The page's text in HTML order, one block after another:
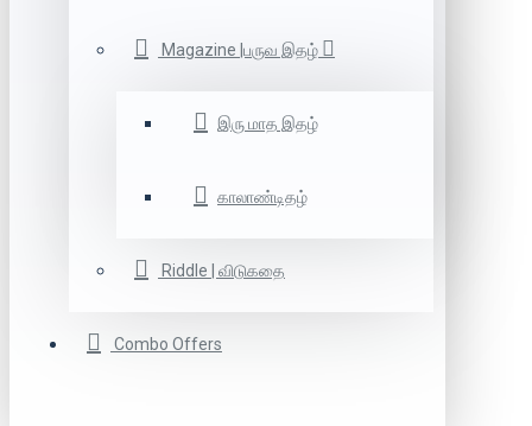
Magazine |பருவ இதழ்
இரு மாத இதழ்
காலாண்டிதழ்
Riddle | விடுகதை
Combo Offers